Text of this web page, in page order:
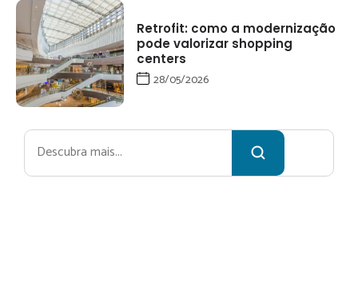
Retrofit: como a modernização
pode valorizar shopping
centers
28/05/2026
Pesquisar